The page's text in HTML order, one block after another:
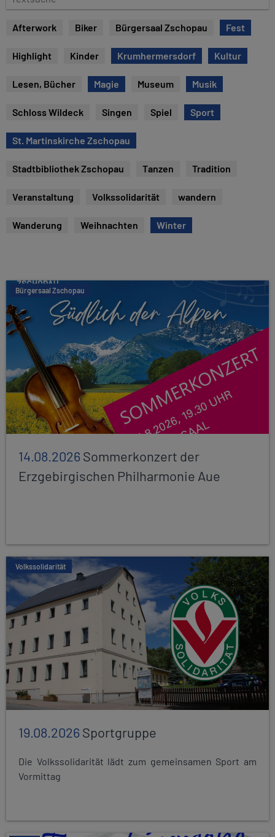
e
Afterwork Biker Bürgersaal Zschopau Fest
Highlight Kinder Krumhermersdorf Kultur
Lesen, Bücher Magie Museum Musik
Schloss Wildeck Singen Spiel Sport
St. Martinskirche Zschopau
Stadtbibliothek Zschopau Tanzen Tradition
Veranstaltung Volkssolidarität wandern
Wanderung Weihnachten Winter
Bürgersaal Zschopau
14.08.2026Sommerkonzert der
Erzgebirgischen Philharmonie Aue
Volkssolidarität
19.08.2026Sportgruppe
Die Volkssolidarität lädt zum gemeinsamen Sport am
Vormittag